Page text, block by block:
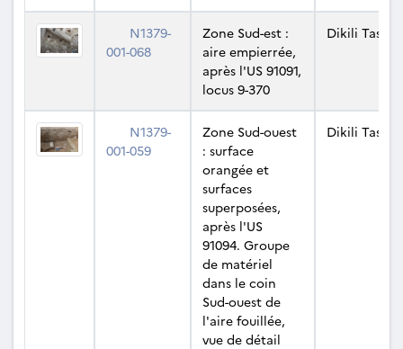
N1379-
001-068
Zone Sud-est :
aire empierrée,
après l'US 91091,
locus 9-370
Dikili Tash
N1379-
001-059
Zone Sud-ouest
: surface
orangée et
surfaces
superposées,
après l'US
91094. Groupe
de matériel
dans le coin
Sud-ouest de
l'aire fouillée,
vue de détail
Dikili Tash